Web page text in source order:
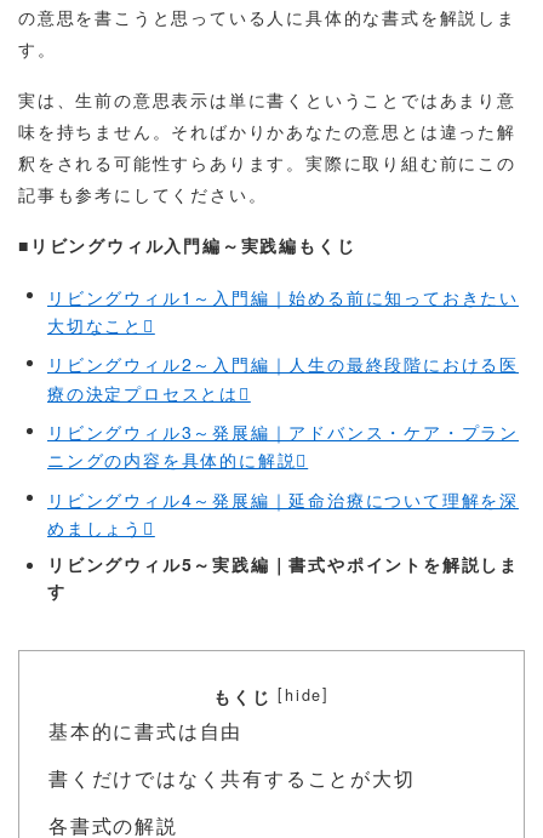
の意思を書こうと思っている人に具体的な書式を解説しま
す。
実は、生前の意思表示は単に書くということではあまり意
味を持ちません。そればかりかあなたの意思とは違った解
釈をされる可能性すらあります。実際に取り組む前にこの
記事も参考にしてください。
■リビングウィル入門編～実践編もくじ
リビングウィル1～入門編｜始める前に知っておきたい
大切なこと
リビングウィル2～入門編｜人生の最終段階における医
療の決定プロセスとは
リビングウィル3～発展編｜アドバンス・ケア・プラン
ニングの内容を具体的に解説
リビングウィル4～発展編｜延命治療について理解を深
めましょう
リビングウィル5～実践編｜書式やポイントを解説しま
す
もくじ [hide]
基本的に書式は自由
書くだけではなく共有することが大切
各書式の解説